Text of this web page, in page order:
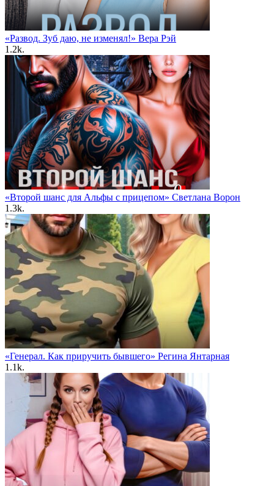
«Развод. Зуб даю, не изменял!» Вера Рэй
1.2k.
«Второй шанс для Альфы с прицепом» Светлана Ворон
1.3k.
«Генерал. Как приручить бывшего» Регина Янтарная
1.1k.